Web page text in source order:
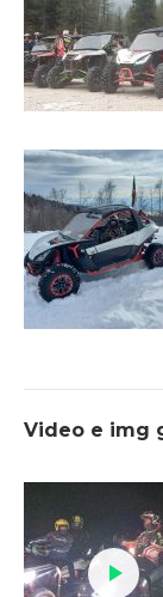
Video e img